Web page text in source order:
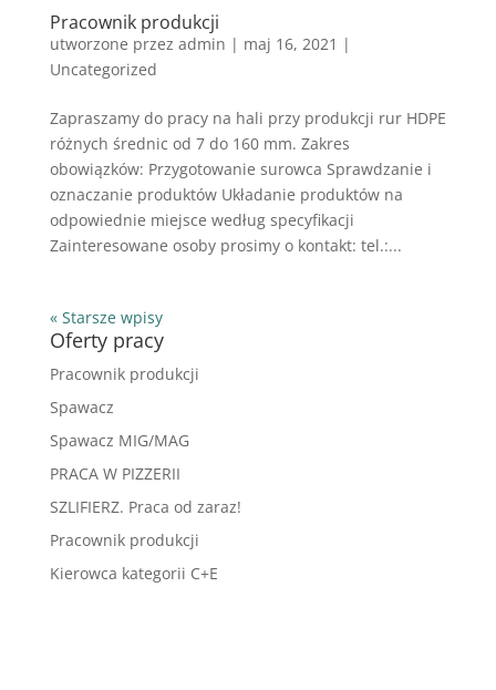
Pracownik produkcji
utworzone przez admin | maj 16, 2021 |
Uncategorized
Zapraszamy do pracy na hali przy produkcji rur HDPE
różnych średnic od 7 do 160 mm. Zakres
obowiązków: Przygotowanie surowca Sprawdzanie i
oznaczanie produktów Układanie produktów na
odpowiednie miejsce według specyfikacji
Zainteresowane osoby prosimy o kontakt: tel.:...
« Starsze wpisy
Oferty pracy
Pracownik produkcji
Spawacz
Spawacz MIG/MAG
PRACA W PIZZERII
SZLIFIERZ. Praca od zaraz!
Pracownik produkcji
Kierowca kategorii C+E